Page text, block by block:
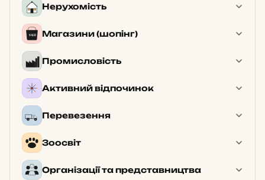
Нерухомість
Магазини (шопінг)
Промисловість
Активний відпочинок
Перевезення
Зоосвіт
Організації та представництва